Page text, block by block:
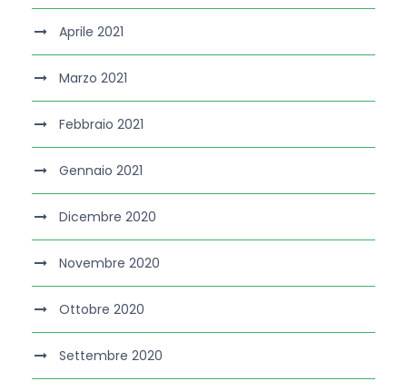
Aprile 2021
Marzo 2021
Febbraio 2021
Gennaio 2021
Dicembre 2020
Novembre 2020
Ottobre 2020
Settembre 2020